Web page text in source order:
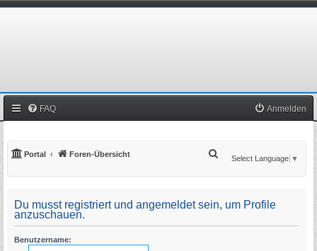
FAQ Anmelden
Portal Foren-Übersicht
Select Language ▼
Du musst registriert und angemeldet sein, um Profile
anzuschauen.
Benutzername: